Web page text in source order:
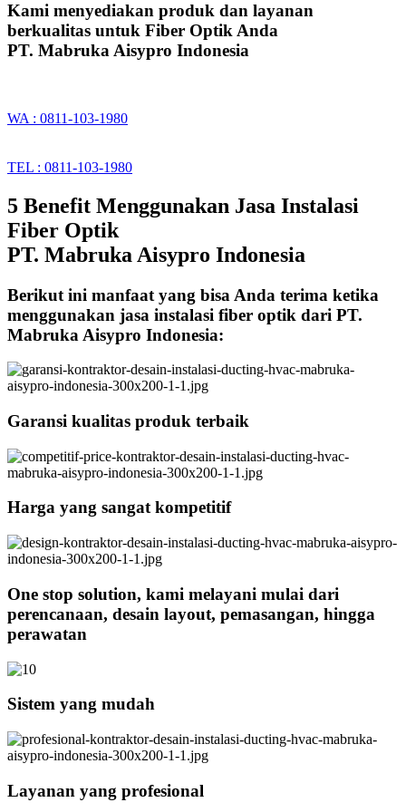
Kami menyediakan produk dan layanan
berkualitas untuk Fiber Optik Anda
PT. Mabruka Aisypro Indonesia
WA : 0811-103-1980
TEL : 0811-103-1980
5 Benefit Menggunakan Jasa Instalasi
Fiber Optik
PT. Mabruka Aisypro Indonesia
Berikut ini manfaat yang bisa Anda terima ketika
menggunakan jasa instalasi fiber optik dari PT.
Mabruka Aisypro Indonesia:
Garansi kualitas produk terbaik
Harga yang sangat kompetitif
One stop solution, kami melayani mulai dari
perencanaan, desain layout, pemasangan, hingga
perawatan
Sistem yang mudah
Layanan yang profesional